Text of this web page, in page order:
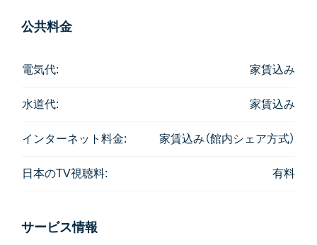
またお家賃に3,000バーツ/月を追加しますと毎日の朝
・Studio 25㎡ キッチンなし、バスタブなし
・Studio 39㎡ キッチンあり、バスタブなし
・1Bed 60㎡ キッチンあり、バスタブなし
公共料金
電気代: 家賃込み
水道代: 家賃込み
インターネット料金: 家賃込み（館内シェア方式）
日本のTV視聴料: 有料
サービス情報